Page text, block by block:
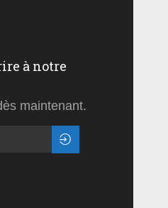
à notre
maintenant.